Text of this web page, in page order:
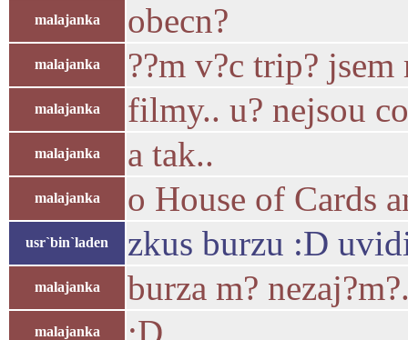
malajanka obecn?
malajanka ??m v?c trip?
malajanka filmy.. u? nejsou
malajanka a tak..
malajanka o House of Cards
usr`bin`laden zkus burzu :D
malajanka burza m?
malajanka